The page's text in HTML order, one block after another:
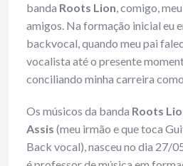
banda Roots Lion, comigo,
amigos. Na formação inicial eu
backvocal, quando meu pai
vocalista até o presente
conciliando minha carreira
Os músicos da banda Roots
Assis (meu irmão e que toca
Back vocal), nasceu no dia 27/